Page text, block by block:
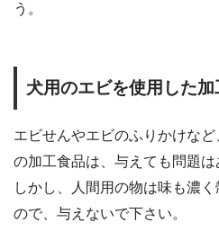
う。
犬用のエビを使用した加
エビせんやエビのふりかけな
の加工食品は、与えても問題は
しかし、人間用の物は味も濃
ので、与えないで下さい。